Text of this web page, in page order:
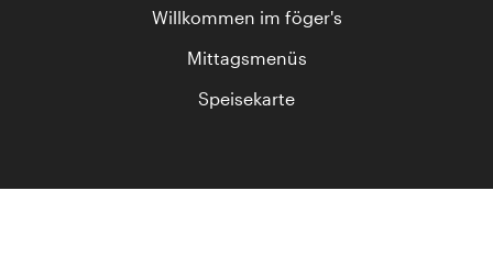
Willkommen im föger's
Mittagsmenüs
Speisekarte